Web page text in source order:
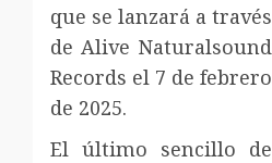
que se lanzará a través
de Alive Naturalsound
Records el 7 de febrero
de 2025.
El último sencillo de